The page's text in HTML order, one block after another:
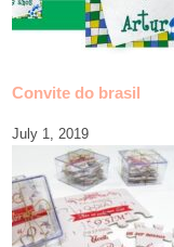
Convite do brasil
July 1, 2019